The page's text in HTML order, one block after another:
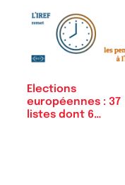
Elections
européennes : 37
listes dont 6